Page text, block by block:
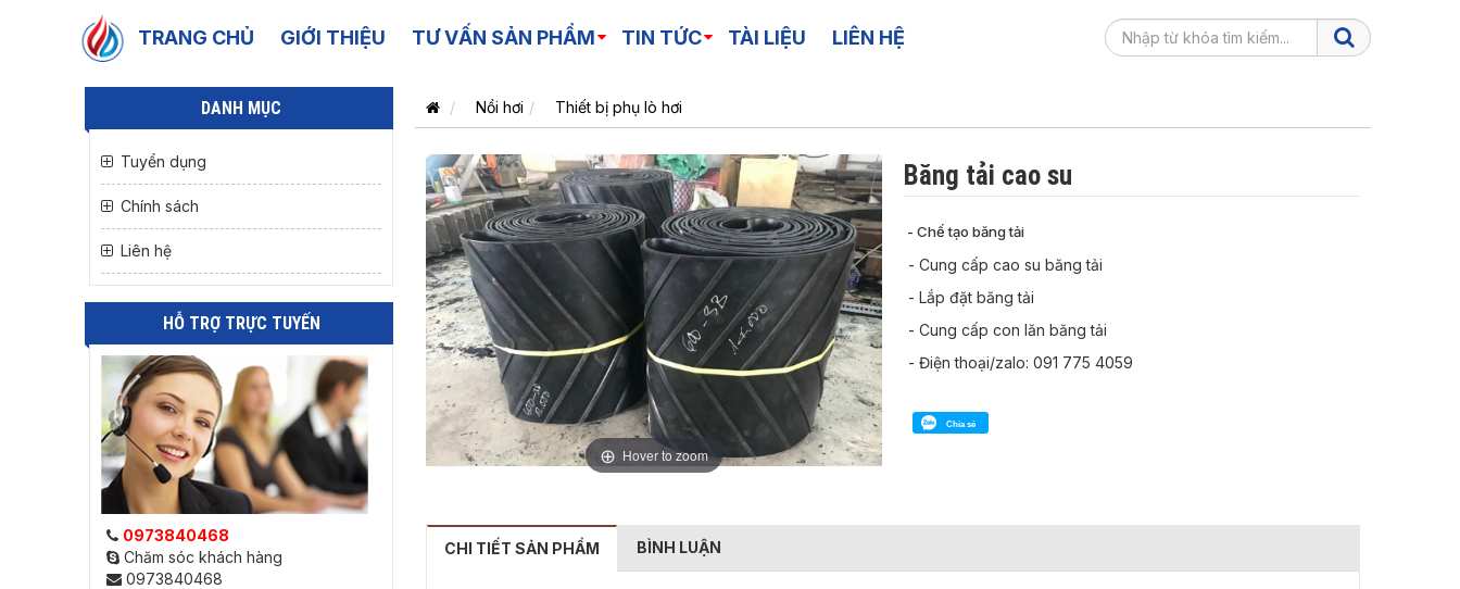
TRANG CHỦ GIỚI THIỆU TƯ VẤN SẢN PHẨM TIN TỨC TÀI LIỆU LIÊN HỆ
DANH MỤC
Tuyển dụng
Chính sách
Liên hệ
HỖ TRỢ TRỰC TUYẾN
0973840468
Chăm sóc khách hàng
0973840468
Nồi hơi Thiết bị phụ lò hơi
Hover to zoom
Băng tải cao su
- Chế tạo băng tải
- Cung cấp cao su băng tải
- Lắp đặt băng tải
- Cung cấp con lăn băng tải
- Điện thoại/zalo: 091 775 4059
Chia sẻ
CHI TIẾT SẢN PHẨM BÌNH LUẬN